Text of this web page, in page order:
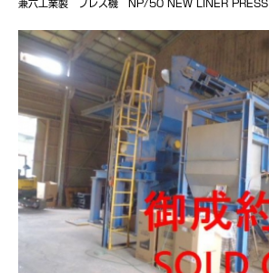
兼六工業製 プレス機 NP/50 NEW LINER PRESS